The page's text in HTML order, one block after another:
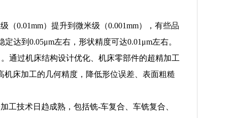
0.01mm）提升到微米级（0.001mm），有些品
达到0.05μm左右，形状精度可达0.01μm左右。
通过机床结构设计优化、机床零部件的超精加工
床加工的几何精度，降低形位误差、表面粗糙
工技术日趋成熟，包括铣-车复合、车铣复合、